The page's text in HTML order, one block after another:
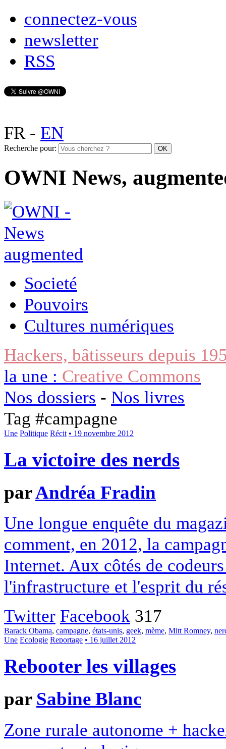
connectez-vous
newsletter
RSS
FR- EN
Recherche pour:
OWNI News,
Societé
Pouvoirs
Cultures numériques
Hackers, bâtisseurs depuis
la une : Creative Commons
Nos dossiers - Nos livres
Tag #campagne
Une Politique Récit • 19 novembre 2012
La victoire des nerds
parAndréa Fradin
Une longue enquête du
comment, en 2012, la
Internet. Aux côtés de
l'infrastructure et l'esprit du
Twitter Facebook 317
Barack Obama, campagne, états-unis, geek, mème, Mitt Romney,
Une Ecologie Reportage • 16 juillet 2012
Rebooter les villages
par Sabine Blanc
Zone rurale autonome +